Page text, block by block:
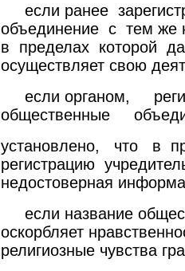
если ранее
объединение с тем же
в пределах которой
осуществляет свою
если органом,
общественные
установлено, что в
регистрацию
недостоверная
если название
оскорбляет
религиозные чувства